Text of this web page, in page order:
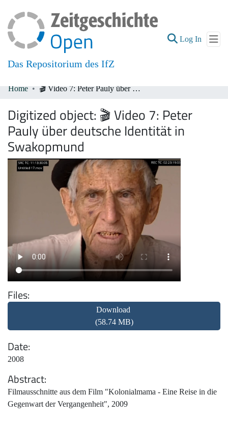
Das Repositorium des IfZ
Log In (current)
All of DSpace
Home 🎬 Video 7: Peter Pauly über deutsche Identität in Swakopmund
Digitized object: 🎬 Video 7: Peter
Pauly über deutsche Identität in
Swakopmund
Files
Download
(58.74 MB)
Date
2008
Abstract
Filmausschnitte aus dem Film "Kolonialmama - Eine Reise in die
Gegenwart der Vergangenheit", 2009